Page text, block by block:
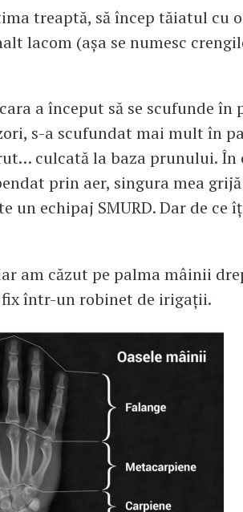
treaptă, să încep tăiatul cu
lacom (așa se numesc
a început să se scufunde în
s-a scufundat mai mult în
culcată la baza prunului. În
prin aer, singura mea
un echipaj SMURD. Dar de ce
am căzut pe palma mâinii
fix într-un robinet de irigații.